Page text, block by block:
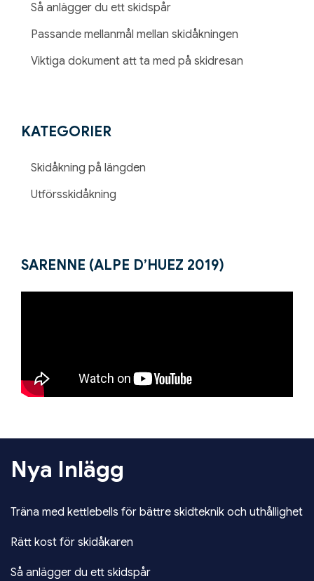
Så anlägger du ett skidspår
Passande mellanmål mellan skidåkningen
Viktiga dokument att ta med på skidresan
KATEGORIER
Skidåkning på längden
Utförsskidåkning
SARENNE (ALPE D’HUEZ 2019)
Nya Inlägg
Träna med kettlebells för bättre skidteknik och uthållighet
Rätt kost för skidåkaren
Så anlägger du ett skidspår